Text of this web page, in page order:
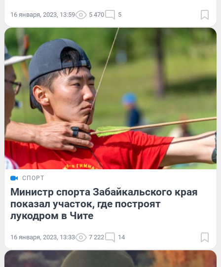
16 января, 2023, 13:59 5 470 5
СПОРТ
Министр спорта Забайкальского края
показал участок, где построят
лукодром в Чите
16 января, 2023, 13:33 7 222 14